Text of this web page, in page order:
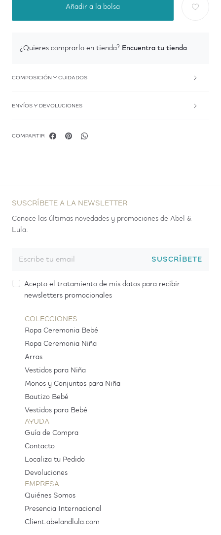
Añadir a la bolsa
¿Quieres comprarlo en tienda? Encuentra tu tienda
COMPOSICIÓN Y CUIDADOS
ENVÍOS Y DEVOLUCIONES
COMPARTIR
SUSCRÍBETE A LA NEWSLETTER
Conoce las últimas novedades y promociones de Abel &
Lula.
SUSCRÍBETE
Acepto el tratamiento de mis datos para recibir
newsletters promocionales
COLECCIONES
Ropa Ceremonia Bebé
Ropa Ceremonia Niña
Arras
Vestidos para Niña
Monos y Conjuntos para Niña
Bautizo Bebé
Vestidos para Bebé
AYUDA
Guía de Compra
Contacto
Localiza tu Pedido
Devoluciones
EMPRESA
Quiénes Somos
Presencia Internacional
Client.abelandlula.com